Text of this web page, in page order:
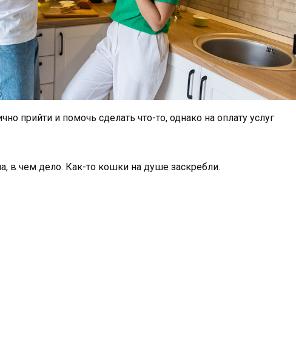
прийти и помочь сделать что-то, однако на оплату услуг
в чем дело. Как-то кошки на душе заскребли.